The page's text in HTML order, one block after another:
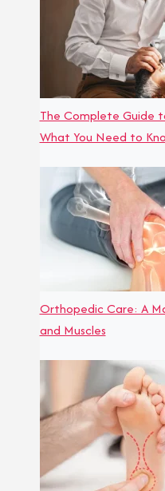
The Complete Guide
What You Need to
Orthopedic Care: A
and Muscles